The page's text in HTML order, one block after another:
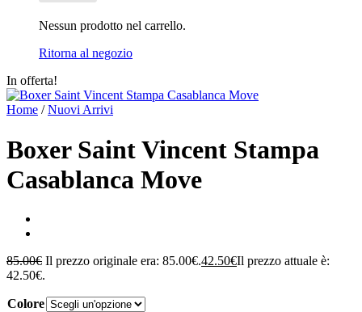
Nessun prodotto nel carrello.
Ritorna al negozio
In offerta!
Home / Nuovi Arrivi
Boxer Saint Vincent Stampa
Casablanca Move
85.00€ Il prezzo originale era: 85.00€.42.50€Il prezzo attuale è:
42.50€.
Colore